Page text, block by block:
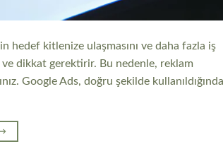
hedef kitlenize ulaşmasını ve daha fazla iş
dikkat gerektirir. Bu nedenle, reklam
Google Ads, doğru şekilde kullanıldığında